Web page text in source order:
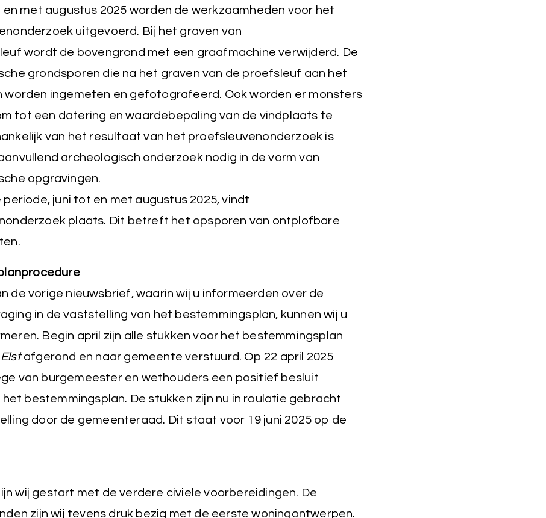
en met augustus 2025 worden de werkzaamheden voor het
uitgevoerd. Bij het graven van
wordt de bovengrond met een graafmachine verwijderd. De
grondsporen die na het graven van de proefsleuf aan het
worden ingemeten en gefotografeerd. Ook worden er monsters
tot een datering en waardebepaling van de vindplaats te
van het resultaat van het proefsleuvenonderzoek is
archeologisch onderzoek nodig in de vorm van
opgravingen.
periode, juni tot en met augustus 2025, vindt
plaats. Dit betreft het opsporen van ontplofbare
de vorige nieuwsbrief, waarin wij u informeerden over de
in de vaststelling van het bestemmingsplan, kunnen wij u
Begin april zijn alle stukken voor het bestemmingsplan
afgerond en naar gemeente verstuurd. Op 22 april 2025
van burgemeester en wethouders een positief besluit
bestemmingsplan. De stukken zijn nu in roulatie gebracht
door de gemeenteraad. Dit staat voor 19 juni 2025 op de
wij gestart met de verdere civiele voorbereidingen. De
zijn wij tevens druk bezig met de eerste woningontwerpen.